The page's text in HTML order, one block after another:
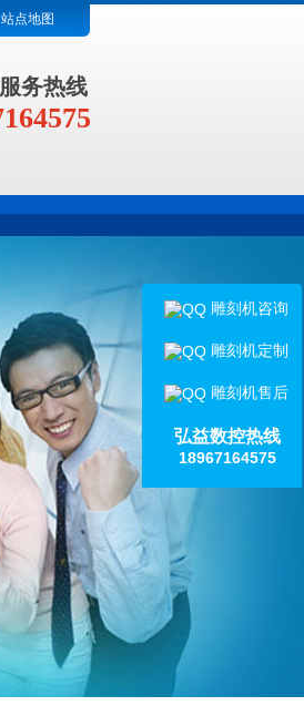
站点地图
务热线
雕刻机咨询
雕刻机定制
雕刻机售后
弘益数控热线
18967164575